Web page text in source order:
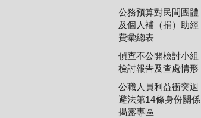
公務預算對民間團體
及個人補（捐）助經
費彙總表
偵查不公開檢討小組
檢討報告及查處情形
公職人員利益衝突迴
避法第14條身份關係
揭露專區